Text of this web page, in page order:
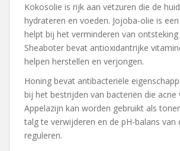
Kokosolie is rijk aan vetzuren die de
hydrateren en voeden. Jojoba-olie is
helpt bij het verminderen van ontsteking
Sheaboter bevat antioxidantrijke
helpen herstellen en verjongen.
Honing bevat antibacteriële
bij het bestrijden van bacteriën die acne
Appelazijn kan worden gebruikt als
talg te verwijderen en de pH-balans van
reguleren.